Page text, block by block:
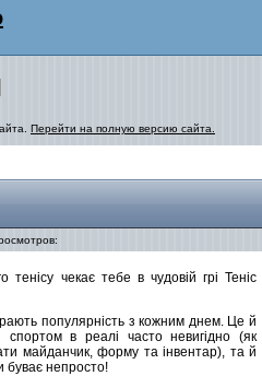
Перейти на полную версию сайта.
тенісу чекає тебе в чудовій грі Теніс
популярність з кожним днем. Це й
в реалі часто невигідно (як
майданчик, форму та інвентар), та й
буває непросто!